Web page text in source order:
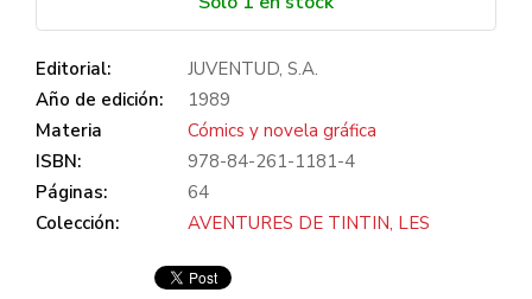
Editorial:
JUVENTUD, S.A.
Año de edición:
1989
Materia
Cómics y novela gráfica
ISBN:
978-84-261-1181-4
Páginas:
64
Colección:
AVENTURES DE TINTIN, LES